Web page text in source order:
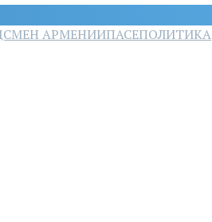
АРМЕНИИПАСЕПОЛИТИКА